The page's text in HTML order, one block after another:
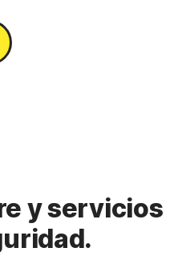
y servicios